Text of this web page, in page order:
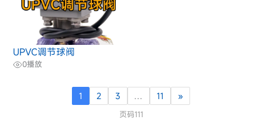
UPVC调节球阀
0播放
1 2 3 … 11 »
页码111